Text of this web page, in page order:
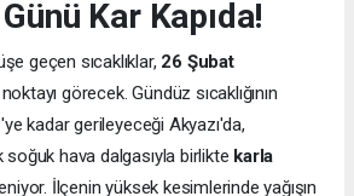
Kar Kapıda!
geçen sıcaklıklar, 26 Şubat
görecek. Gündüz sıcaklığının
'ye kadar gerileyeceği Akyazı'da,
soğuk hava dalgasıyla birlikte karla
İlçenin yüksek kesimlerinde yağışın